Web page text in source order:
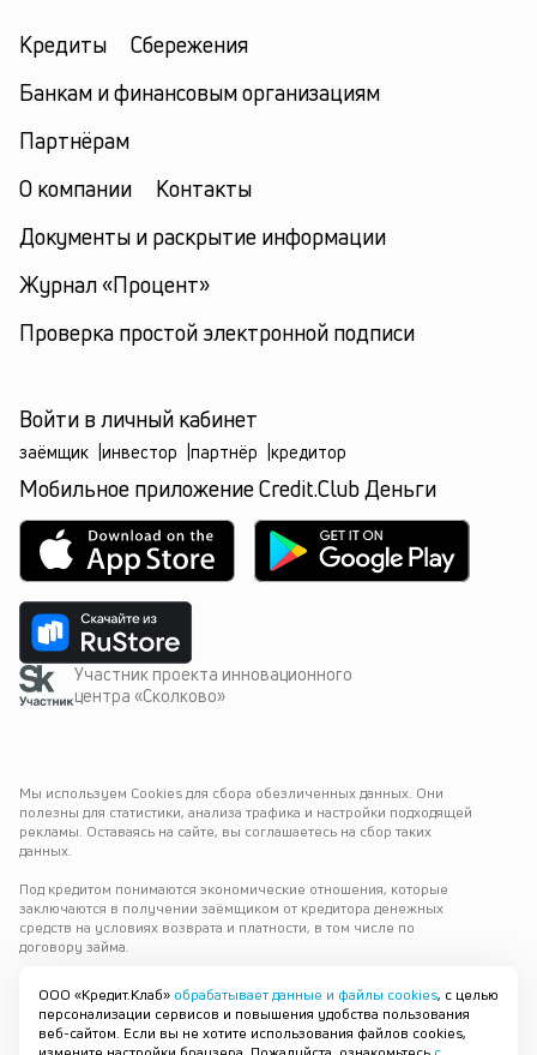
ООО «Кредит.Клаб» обрабатывает данные и файлы cookies, с целью
персонализации сервисов и повышения удобства пользования
веб-сайтом. Если вы не хотите использования файлов cookies,
Кредиты
Сбережения
Банкам и финансовым организациям
Партнёрам
О компании
Контакты
Документы и раскрытие информации
Журнал «Процент»
Проверка простой электронной подписи
Мы используем Cookies для сбора обезличенных данных. Они
полезны для статистики, анализа трафика и настройки подходящей
рекламы. Оставаясь на сайте, вы соглашаетесь на сбор таких
данных.
Под кредитом понимаются экономические отношения, которые
заключаются в получении заёмщиком от кредитора денежных
средств на условиях возврата и платности, в том числе по
договору займа.
© 2019—2026ООО «Кредит.Клаб»
ОГРН 1196658084743
Оренбург
Войти в личный кабинет
заёмщик инвестор партнёр кредитор
Мобильное приложение Credit.Club Деньги
Участник проекта инновационного
центра «Сколково»